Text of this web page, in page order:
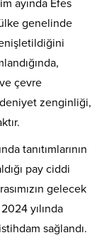
ayında Efes
ülke genelinde
çevre
zenginliği,
tanıtımlarının
pay ciddi
gelecek
yılında
sağlandı.